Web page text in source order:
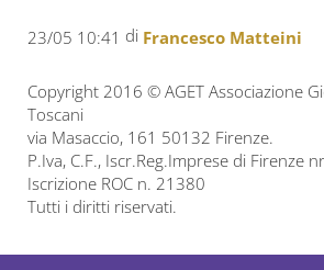
23/05 10:41 di Francesco Matteini
Copyright 2016 © AGET Associazione
Toscani
via Masaccio, 161 50132 Firenze.
P.Iva, C.F., Iscr.Reg.Imprese di Firenze
Iscrizione ROC n. 21380
Tutti i diritti riservati.